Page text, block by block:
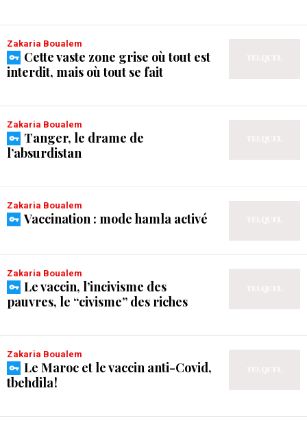
Zakaria Boualem
Cette vaste zone grise où tout est
interdit, mais où tout se fait
Zakaria Boualem
Tanger, le drame de
l’absurdistan
Zakaria Boualem
Vaccination : mode hamla activé
Zakaria Boualem
Le vaccin, l’incivisme des
pauvres, le “civisme” des riches
Zakaria Boualem
Le Maroc et le vaccin anti-Covid,
tbehdila !